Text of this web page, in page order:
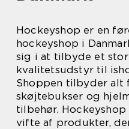
Hockeyshop er en
hockeyshop i
sig i at tilbyde et
kvalitetsudstyr til
Shoppen tilbyder alt
skøjtebukser og
tilbehør.
vifte af produkter,